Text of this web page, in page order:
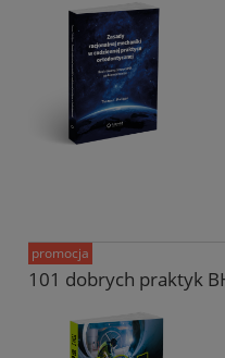
101 dobrych praktyk
promocja